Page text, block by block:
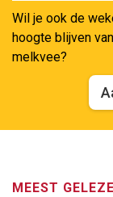
Wil je ook de
hoogte blijven
melkvee?
MEEST